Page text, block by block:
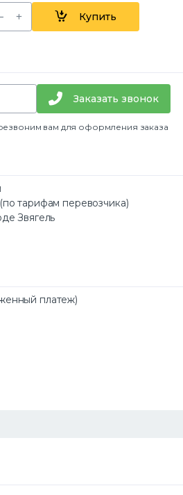
Купить
Заказать звонок
вам для оформления заказа
тарифам перевозчика)
Звягель
платеж)